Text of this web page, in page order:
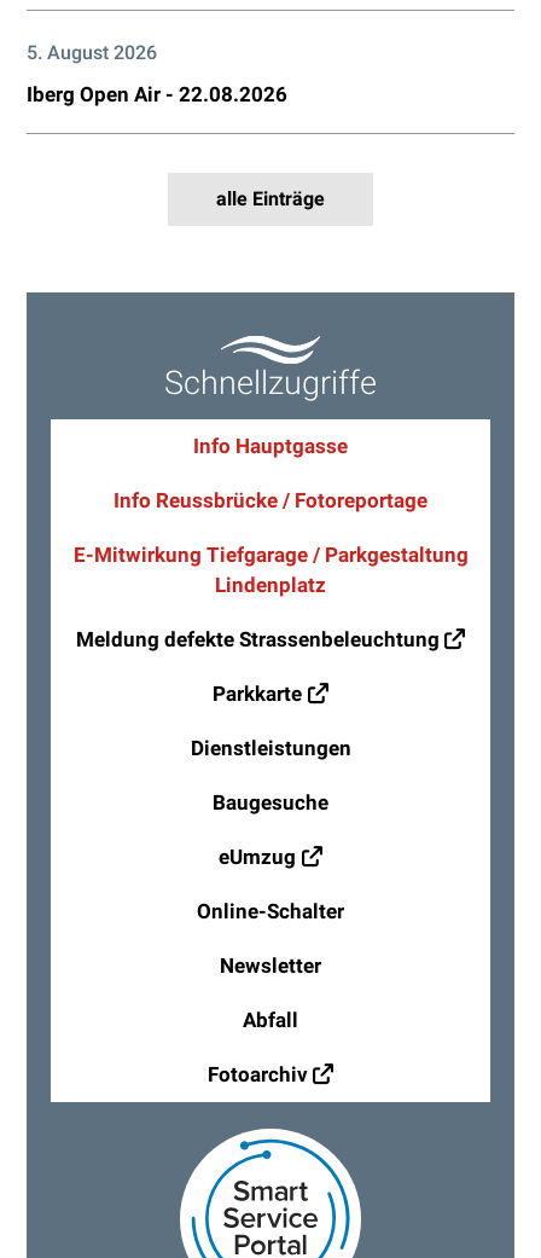
Iberg Open Air - 22.08.2026
5. August 2026
alle Einträge
Schnellzugriffe
Info Hauptgasse
Info Reussbrücke / Fotoreportage
E-Mitwirkung Tiefgarage / Parkgestaltung
Lindenplatz
Meldung defekte Strassen­beleuchtung
Parkkarte
Dienstleistungen
Baugesuche
eUmzug
Online-Schalter
Newsletter
Abfall
Fotoarchiv